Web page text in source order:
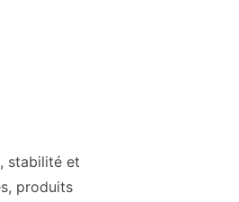
stabilité et
produits